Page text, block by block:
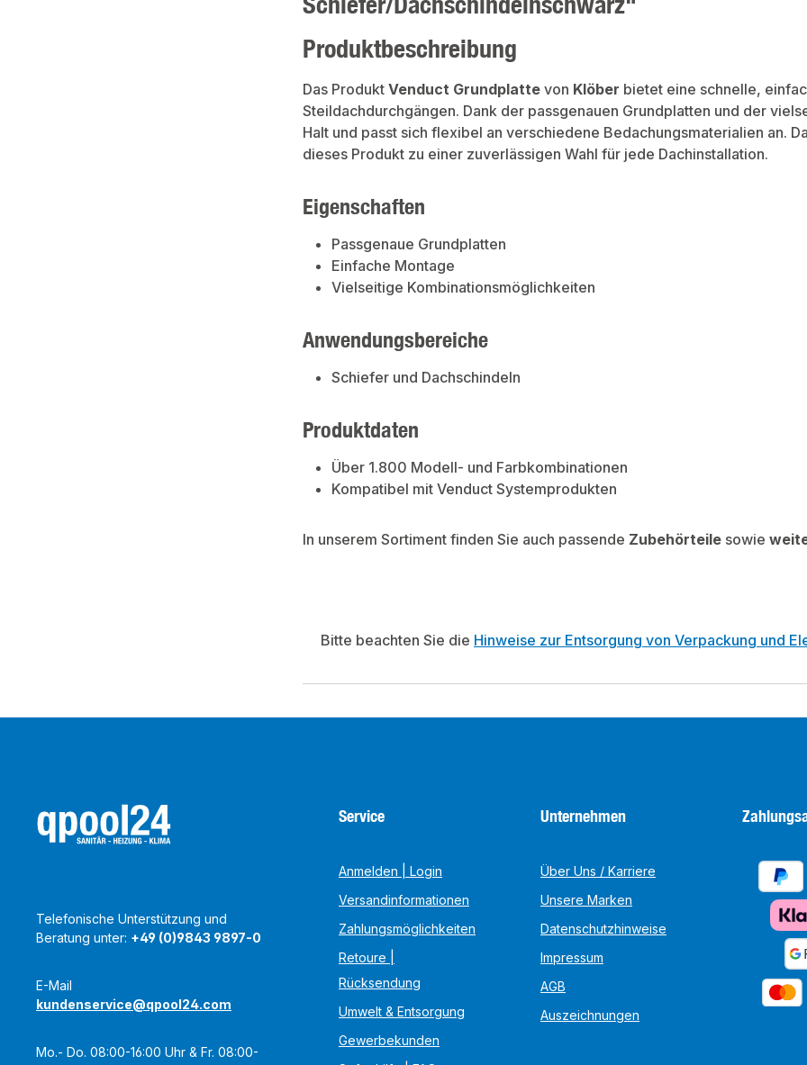
Produktbeschreibung
Das Produkt Venduct Grundplatte von Klöber bietet eine schnelle,
Steildachdurchgängen. Dank der passgenauen Grundplatten und der
Halt und passt sich flexibel an verschiedene Bedachungsmaterialien an.
dieses Produkt zu einer zuverlässigen Wahl für jede Dachinstallation.
Eigenschaften
Passgenaue Grundplatten
Einfache Montage
Vielseitige Kombinationsmöglichkeiten
Anwendungsbereiche
Schiefer und Dachschindeln
Produktdaten
Über 1.800 Modell- und Farbkombinationen
Kompatibel mit Venduct Systemprodukten
In unserem Sortiment finden Sie auch passende Zubehörteile sowie
Bitte beachten Sie die Hinweise zur Entsorgung von Verpackung und
Telefonische Unterstützung und
Beratung unter: +49 (0)9843 9897-0
E-Mail
kundenservice@qpool24.com
Mo.- Do. 08:00-16:00 Uhr & Fr. 08:00-
Service
Anmelden | Login
Versandinformationen
Zahlungsmöglichkeiten
Retoure |
Rücksendung
Umwelt & Entsorgung
Gewerbekunden
Unternehmen
Über Uns / Karriere
Unsere Marken
Datenschutzhinweise
Impressum
AGB
Auszeichnungen